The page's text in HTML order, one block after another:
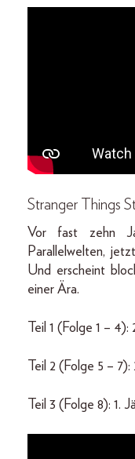
Stranger Things
Vor fast zehn
Parallelwelten,
Und erscheint
einer Ära.
Teil 1 (Folge 1 –
Teil 2 (Folge 5 –
Teil 3 (Folge 8): 1.